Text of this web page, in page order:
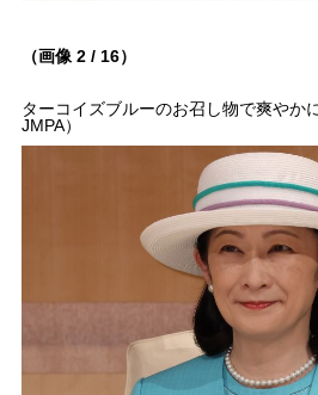
（画像 2 / 16）
ターコイズブルーのお召し物で爽やか
JMPA）